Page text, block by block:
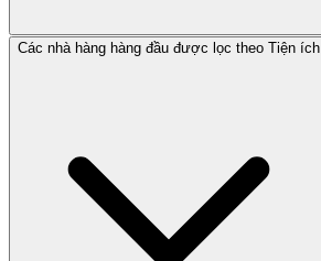
Các nhà hàng hàng đầu được lọc theo Tiện ích